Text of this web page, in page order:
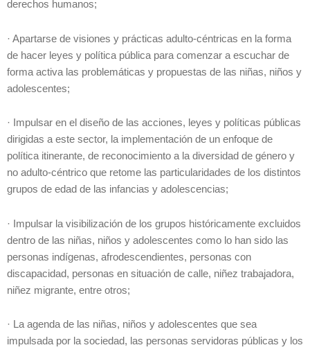
derechos humanos;
· Apartarse de visiones y prácticas adulto-céntricas en la forma
de hacer leyes y política pública para comenzar a escuchar de
forma activa las problemáticas y propuestas de las niñas, niños y
adolescentes;
· Impulsar en el diseño de las acciones, leyes y políticas públicas
dirigidas a este sector, la implementación de un enfoque de
política itinerante, de reconocimiento a la diversidad de género y
no adulto-céntrico que retome las particularidades de los distintos
grupos de edad de las infancias y adolescencias;
· Impulsar la visibilización de los grupos históricamente excluidos
dentro de las niñas, niños y adolescentes como lo han sido las
personas indígenas, afrodescendientes, personas con
discapacidad, personas en situación de calle, niñez trabajadora,
niñez migrante, entre otros;
· La agenda de las niñas, niños y adolescentes que sea
impulsada por la sociedad, las personas servidoras públicas y los